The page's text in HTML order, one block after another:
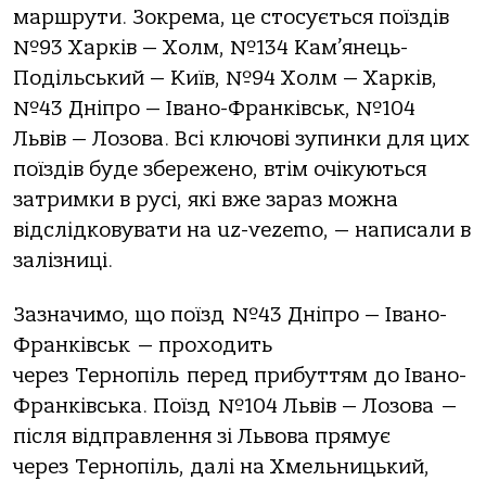
маршрути. Зокрема, це стосується поїздів
№93 Харків — Холм, №134 Кам’янець-
Подільський — Київ, №94 Холм — Харків,
№43 Дніпро — Івано-Франківськ, №104
Львів — Лозова. Всі ключові зупинки для цих
поїздів буде збережено, втім очікуються
затримки в русі, які вже зараз можна
відслідковувати на uz-vezemo, — написали в
залізниці.
Зазначимо, що поїзд №43 Дніпро — Івано-
Франківськ — проходить
через Тернопіль перед прибуттям до Івано-
Франківська. Поїзд №104 Львів — Лозова —
після відправлення зі Львова прямує
через Тернопіль, далі на Хмельницький,